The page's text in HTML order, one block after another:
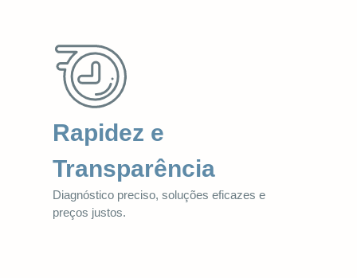
Rapidez e
Transparência
Diagnóstico preciso, soluções eficazes e
preços justos.